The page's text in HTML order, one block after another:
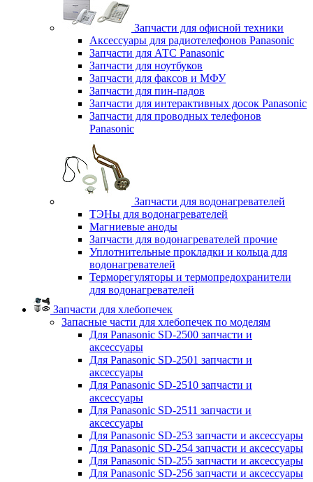
Запчасти для офисной техники
Аксессуары для радиотелефонов Panasonic
Запчасти для АТС Panasonic
Запчасти для ноутбуков
Запчасти для факсов и МФУ
Запчасти для пин-падов
Запчасти для интерактивных досок Panasonic
Запчасти для проводных телефонов
Panasonic
Запчасти для водонагревателей
ТЭНы для водонагревателей
Магниевые аноды
Запчасти для водонагревателей прочие
Уплотнительные прокладки и кольца для
водонагревателей
Терморегуляторы и термопредохранители
для водонагревателей
Запчасти для хлебопечек
Запасные части для хлебопечек по моделям
Для Panasonic SD-2500 запчасти и
аксессуары
Для Panasonic SD-2501 запчасти и
аксессуары
Для Panasonic SD-2510 запчасти и
аксессуары
Для Panasonic SD-2511 запчасти и
аксессуары
Для Panasonic SD-253 запчасти и аксессуары
Для Panasonic SD-254 запчасти и аксессуары
Для Panasonic SD-255 запчасти и аксессуары
Для Panasonic SD-256 запчасти и аксессуары